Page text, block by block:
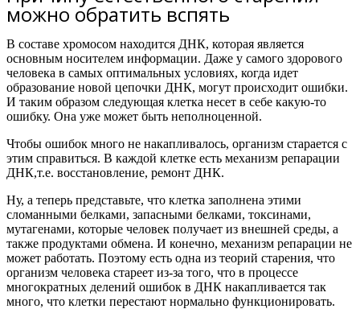
можно обратить вспять
В составе хромосом находится ДНК, которая является
основным носителем информации. Даже у самого здорового
человека в самых оптимальных условиях, когда идет
образование новой цепочки ДНК, могут происходит ошибки.
И таким образом следующая клетка несет в себе какую-то
ошибку. Она уже может быть неполноценной.
Чтобы ошибок много не накапливалось, организм старается с
этим справиться. В каждой клетке есть механизм репарации
ДНК,т.е. восстановление, ремонт ДНК.
Ну, а теперь представьте, что клетка заполнена этими
сломанными белками, запасными белками, токсинами,
мутагенами, которые человек получает из внешней среды, а
также продуктами обмена. И конечно, механизм репарации не
может работать. Поэтому есть одна из теорий старения, что
организм человека стареет из-за того, что в процессе
многократных делений ошибок в ДНК накапливается так
много, что клетки перестают нормально функционировать.